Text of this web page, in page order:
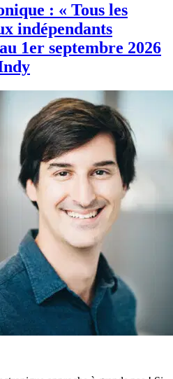
: « Tous les
indépendants
1er septembre 2026